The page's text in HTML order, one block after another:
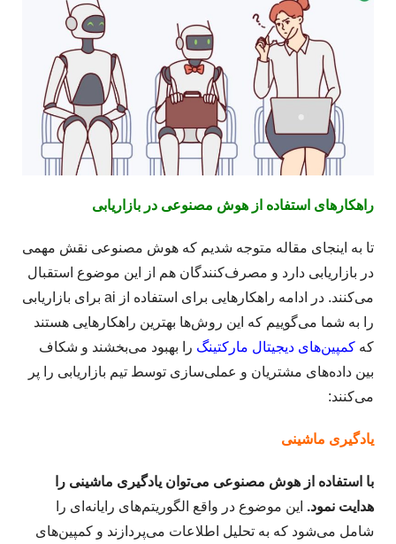
راهکارهای استفاده از هوش مصنوعی در بازاریابی
تا به اینجای مقاله متوجه شدیم که هوش مصنوعی نقش مهمی
در بازاریابی دارد و مصرف‌کنندگان هم از این موضوع استقبال
می‌کنند. در ادامه راهکارهایی برای استفاده از ai برای بازاریابی
را به شما می‌گوییم که این روش‌ها بهترین راهکارهایی هستند
که کمپین‌های دیجیتال مارکتینگ را بهبود می‌بخشند و شکاف
بین داده‌های مشتریان و عملی‌سازی توسط تیم بازاریابی را پر
می‌کنند:
یادگیری ماشینی
با استفاده از هوش مصنوعی می‌توان یادگیری ماشینی را
هدایت نمود. این موضوع در واقع الگوریتم‌های رایانه‌ای را
شامل می‌شود که به تحلیل اطلاعات می‌پردازند و کمپین‌های